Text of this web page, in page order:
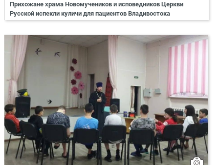
Прихожане храма Новомучеников и исповедников Церкви
Русской испекли куличи для пациентов Владивостока